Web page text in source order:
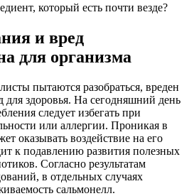
который есть почти везде?
и вред
для организма
пытаются разобраться, вреден
для здоровья. На сегодняшний день
следует избегать при
или аллергии. Проникая в
оказывать воздействие на его
к подавлению развития полезных
Согласно результатам
в отдельных случаях
сальмонелл.